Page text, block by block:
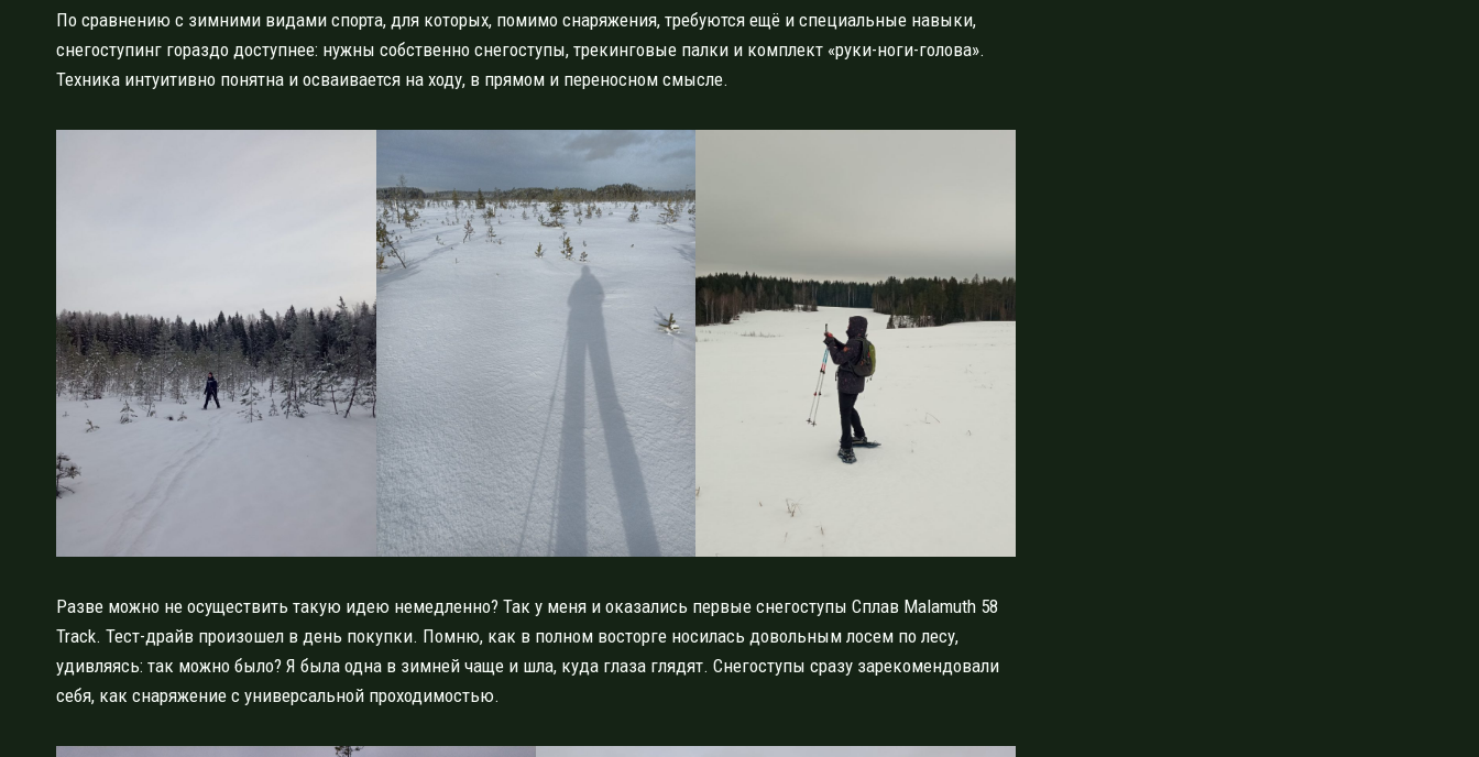
По сравнению с зимними видами спорта, для которых, помимо снаряжения, требуются ещё и специальные навыки,
снегоступинг гораздо доступнее: нужны собственно снегоступы, трекинговые палки и комплект «руки-ноги-голова».
Техника интуитивно понятна и осваивается на ходу, в прямом и переносном смысле.
Разве можно не осуществить такую идею немедленно? Так у меня и оказались первые снегоступы Сплав Malamuth 58
Track. Тест-драйв произошел в день покупки. Помню, как в полном восторге носилась довольным лосем по лесу,
удивляясь: так можно было? Я была одна в зимней чаще и шла, куда глаза глядят. Снегоступы сразу зарекомендовали
себя, как снаряжение с универсальной проходимостью.